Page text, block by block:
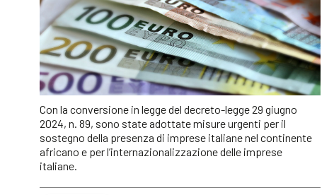
Con la conversione in legge del decreto-legge 29 giugno
2024, n. 89, sono state adottate misure urgenti per il
sostegno della presenza di imprese italiane nel continente
africano e per l’internazionalizzazione delle imprese
italiane.